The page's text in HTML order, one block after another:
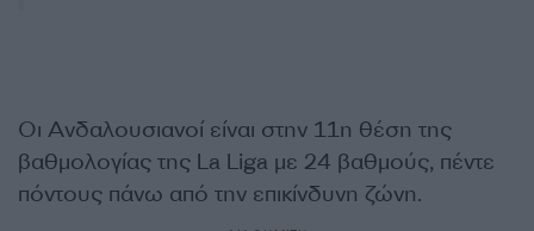
Οι Ανδαλουσιανοί είναι στην 11η θέση της
βαθμολογίας της La Liga με 24 βαθμούς, πέντε
πόντους πάνω από την επικίνδυνη ζώνη.